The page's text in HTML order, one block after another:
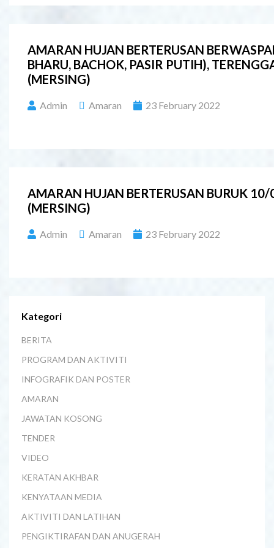
AMARAN HUJAN BERTERUSAN
BHARU, BACHOK, PASIR PUTIH),
(MERSING)
Admin Amaran 23 February 2022
AMARAN HUJAN BERTERUSAN BURUK
(MERSING)
Admin Amaran 23 February 2022
Kategori
BERITA
PROGRAM DAN AKTIVITI
INFOGRAFIK DAN POSTER
AMARAN
JAWATAN KOSONG
TENDER
VIDEO
KERATAN AKHBAR
KENYATAAN MEDIA
AKTIVITI DAN LATIHAN
PENGIKTIRAFAN DAN ANUGERAH